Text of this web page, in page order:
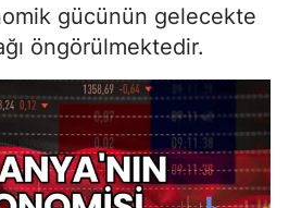
gücünün gelecekte
öngörülmektedir.